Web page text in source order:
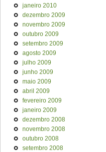
janeiro 2010
dezembro 2009
novembro 2009
outubro 2009
setembro 2009
agosto 2009
julho 2009
junho 2009
maio 2009
abril 2009
fevereiro 2009
janeiro 2009
dezembro 2008
novembro 2008
outubro 2008
setembro 2008